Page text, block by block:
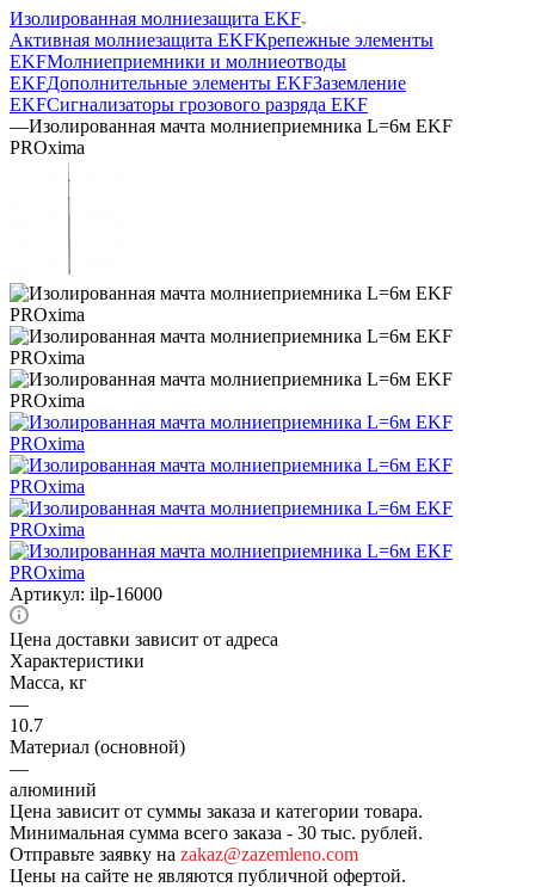
Изолированная молниезащита EKF
Активная молниезащита EKFКрепежные элементы
EKFМолниеприемники и молниеотводы
EKFДополнительные элементы EKFЗаземление
EKFСигнализаторы грозового разряда EKF
—Изолированная мачта молниеприемника L=6м EKF
PROxima
Артикул: ilp-16000
Цена доставки зависит от адреса
Характеристики
Масса, кг
—
10.7
Материал (основной)
—
алюминий
Цена зависит от суммы заказа и категории товара.
Минимальная сумма всего заказа - 30 тыс. рублей.
Отправьте заявку на zakaz@zazemleno.com
Цены на сайте не являются публичной офертой.